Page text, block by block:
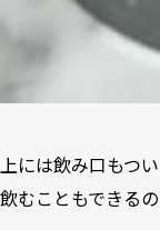
上には飲み口もつ
飲むこともできるの